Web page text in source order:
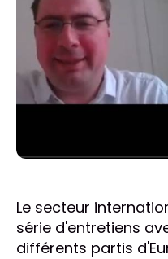
Le secteur
série d'entretiens
différents partis